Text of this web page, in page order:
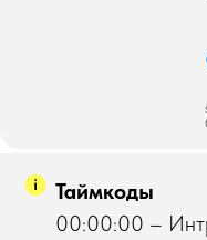
Таймкоды
00:00:00 –